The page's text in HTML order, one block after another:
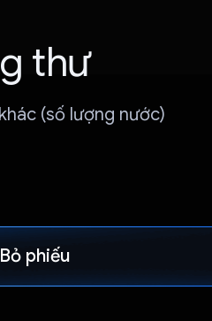
thư
(số lượng nước)
Bỏ phiếu